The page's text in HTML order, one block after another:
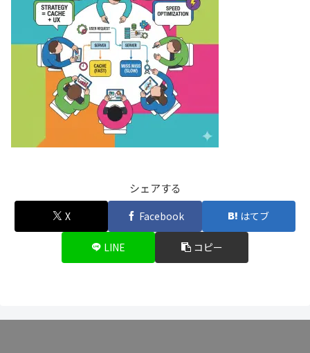
シェアする
X Facebook はてブ
LINE コピー